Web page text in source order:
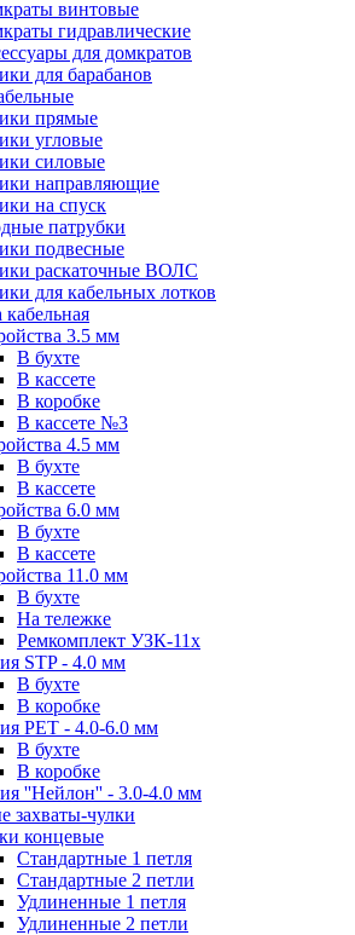
винтовые
гидравлические
для домкратов
для барабанов
прямые
угловые
силовые
направляющие
на спуск
патрубки
подвесные
раскаточные ВОЛС
для кабельных лотков
3.5 мм
В бухте
В кассете
В коробке
В кассете №3
4.5 мм
В бухте
В кассете
6.0 мм
В бухте
В кассете
11.0 мм
В бухте
На тележке
Ремкомплект УЗК-11х
STP - 4.0 мм
В бухте
В коробке
PET - 4.0-6.0 мм
В бухте
В коробке
''Нейлон'' - 3.0-4.0 мм
захваты-чулки
концевые
Стандартные 1 петля
Стандартные 2 петли
Удлиненные 1 петля
Удлиненные 2 петли